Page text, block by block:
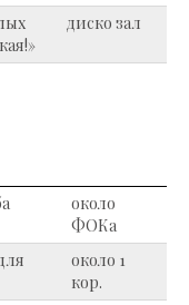
диско зал
около
ФОКа
около 1
кор.